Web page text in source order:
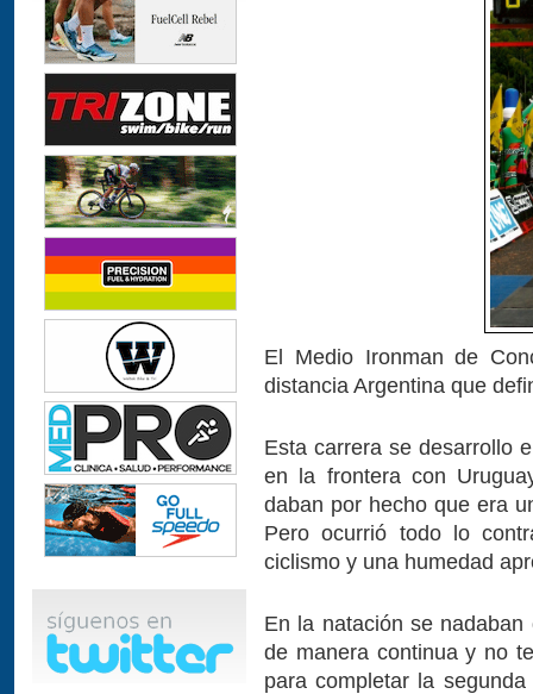
El Medio Ironman de
distancia Argentina que
Esta carrera se desarrollo
en la frontera con
daban por hecho que era
Pero ocurrió todo lo
ciclismo y una humedad
En la natación se
de manera continua y no
para completar la